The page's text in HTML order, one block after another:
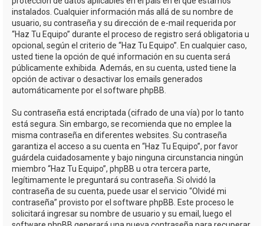
instalados. Cualquier información más allá de su nombre de
usuario, su contraseña y su dirección de e-mail requerida por
“Haz Tu Equipo” durante el proceso de registro será obligatoria u
opcional, según el criterio de “Haz Tu Equipo”. En cualquier caso,
usted tiene la opción de qué información en su cuenta será
públicamente exhibida. Además, en su cuenta, usted tiene la
opción de activar o desactivar los emails generados
automáticamente por el software phpBB.
Su contraseña está encriptada (cifrado de una vía) por lo tanto
está segura. Sin embargo, se recomienda que no emplee la
misma contraseña en diferentes websites. Su contraseña
garantiza el acceso a su cuenta en “Haz Tu Equipo”, por favor
guárdela cuidadosamente y bajo ninguna circunstancia ningún
miembro “Haz Tu Equipo”, phpBB u otra tercera parte,
legítimamente le preguntará su contraseña. Si olvidó la
contraseña de su cuenta, puede usar el servicio “Olvidé mi
contraseña” provisto por el software phpBB. Este proceso le
solicitará ingresar su nombre de usuario y su email, luego el